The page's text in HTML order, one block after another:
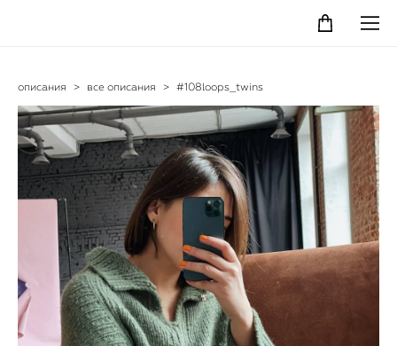
описания > все описания > #108loops_twins